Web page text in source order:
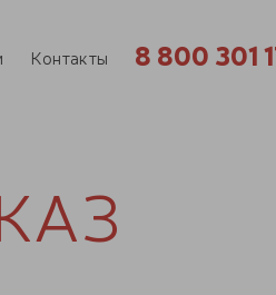
Контакты 8 800 301